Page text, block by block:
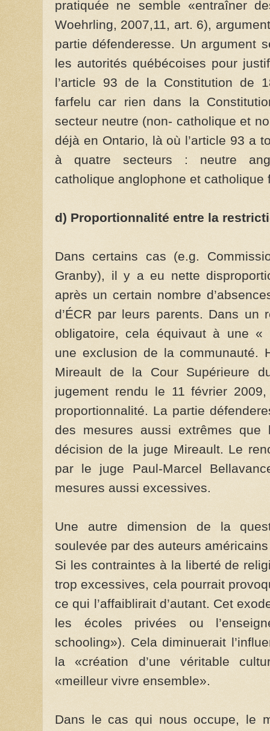
pratiquée ne semble «entraîner
Woehrling, 2007,11, art. 6),
partie défenderesse. Un argument
les autorités québécoises pour
l’article 93 de la Constitution de
farfelu car rien dans la
secteur neutre (non- catholique et
déjà en Ontario, là où l’article 93 a
à quatre secteurs : neutre
catholique anglophone et catholique
d) Proportionnalité entre la
Dans certains cas (e.g.
Granby), il y a eu nette
après un certain nombre
d’ÉCR par leurs parents. Dans un
obligatoire, cela équivaut à une «
une exclusion de la communauté.
Mireault de la Cour Supérieure
jugement rendu le 11 février
proportionnalité. La partie
des mesures aussi extrêmes
décision de la juge Mireault. Le
par le juge Paul-Marcel
mesures aussi excessives.
Une autre dimension de la
soulevée par des auteurs
Si les contraintes à la liberté de
trop excessives, cela pourrait
ce qui l’affaiblirait d’autant. Cet
les écoles privées ou
schooling»). Cela diminuerait
la «création d’une véritable
«meilleur vivre ensemble».
Dans le cas qui nous occupe, le